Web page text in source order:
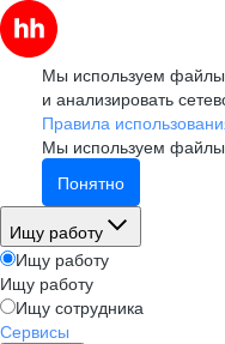
Мы используем файлы
и анализировать
Правила
Мы используем
Понятно
Ищу работу
Ищу работу
Ищу работу
Ищу сотрудника
Сервисы